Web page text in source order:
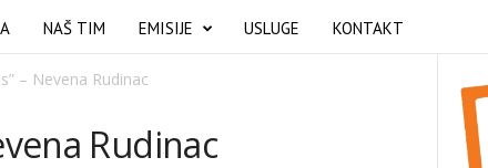
NAŠ TIM EMISIJE USLUGE KONTAKT
– Nevena Rudinac
Rudinac